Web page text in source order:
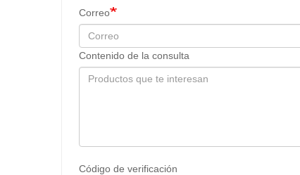
Correo
Contenido de la consulta
Código de verificación